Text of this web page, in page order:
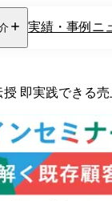
実績・事例 ニ
即実践できる